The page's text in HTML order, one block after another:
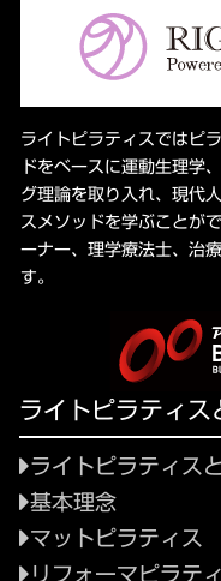
ライトピラティスではピ
ドをベースに運動生理学
グ理論を取り入れ、現代
スメソッドを学ぶことが
ーナー、理学療法士、治
す。
ライトピラティス
ライトピラティス
基本理念
マットピラティス